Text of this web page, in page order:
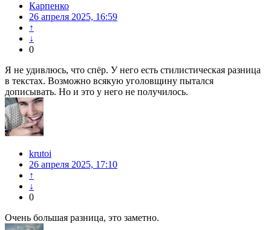
Карпенко
26 апреля 2025, 16:59
↑
↓
0
Я не удивлюсь, что спёр. У него есть стилистическая разница
в текстах. Возможно всякую уголовщину пытался
дописывать. Но и это у него не получилось.
krutoi
26 апреля 2025, 17:10
↑
↓
0
Очень большая разница, это заметно.